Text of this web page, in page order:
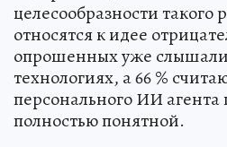
целесообразности такого
относятся к идее
опрошенных уже
технологиях, а 66 %
персонального ИИ
полностью понятной.